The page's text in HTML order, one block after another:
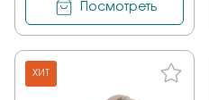
Посмотреть
ХИТ